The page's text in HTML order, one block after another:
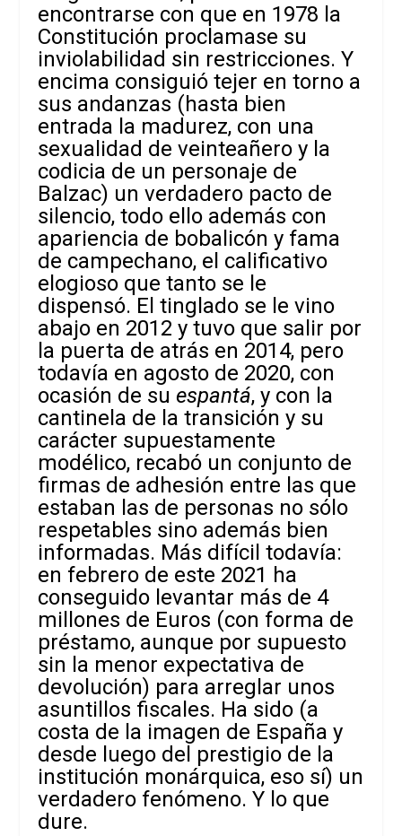
encontrarse con que en 1978 la
Constitución proclamase su
inviolabilidad sin restricciones. Y
encima consiguió tejer en torno a
sus andanzas (hasta bien
entrada la madurez, con una
sexualidad de veinteañero y la
codicia de un personaje de
Balzac) un verdadero pacto de
silencio, todo ello además con
apariencia de bobalicón y fama
de campechano, el calificativo
elogioso que tanto se le
dispensó. El tinglado se le vino
abajo en 2012 y tuvo que salir por
la puerta de atrás en 2014, pero
todavía en agosto de 2020, con
ocasión de su espantá, y con la
cantinela de la transición y su
carácter supuestamente
modélico, recabó un conjunto de
firmas de adhesión entre las que
estaban las de personas no sólo
respetables sino además bien
informadas. Más difícil todavía:
en febrero de este 2021 ha
conseguido levantar más de 4
millones de Euros (con forma de
préstamo, aunque por supuesto
sin la menor expectativa de
devolución) para arreglar unos
asuntillos fiscales. Ha sido (a
costa de la imagen de España y
desde luego del prestigio de la
institución monárquica, eso sí) un
verdadero fenómeno. Y lo que
dure.